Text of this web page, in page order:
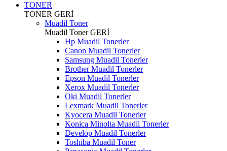
TONER
TONER GERİ
Muadil Toner
Muadil TonerGERİ
Hp Muadil Tonerler
Canon Muadil Tonerler
Samsung Muadil Tonerler
Brother Muadil Tonerler
Epson Muadil Tonerler
Xerox Muadil Tonerler
Oki Muadil Tonerler
Lexmark Muadil Tonerler
Kyocera Muadil Tonerler
Konica Minolta Muadil Tonerler
Develop Muadil Tonerler
Toshiba Muadil Toner